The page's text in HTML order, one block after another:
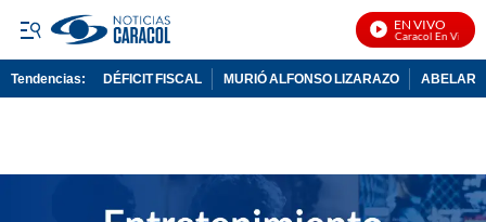
EN VIVO
Noticias Caracol En Vivo
Tendencias: DÉFICIT FISCAL MURIÓ ALFONSO LIZARAZO